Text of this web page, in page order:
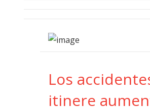
Los
itinere